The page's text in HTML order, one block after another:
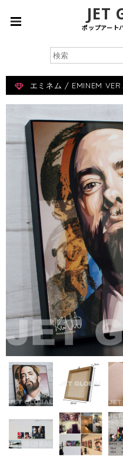
JET
ポップアート
エミネム / EMINEM